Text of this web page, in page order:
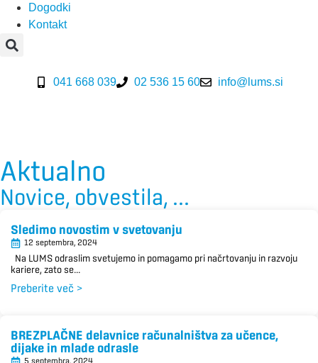
Dogodki
Kontakt
041 668 039 02 536 15 60 info@lums.si
Aktualno
Novice, obvestila, ...
Sledimo novostim v svetovanju
12 septembra, 2024
Na LUMS odraslim svetujemo in pomagamo pri načrtovanju in razvoju
kariere, zato se...
Preberite več >
BREZPLAČNE delavnice računalništva za učence,
dijake in mlade odrasle